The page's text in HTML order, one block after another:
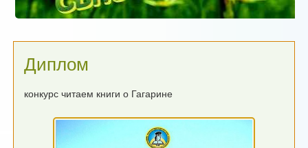
Диплом
конкурс читаем книги о Гагарине